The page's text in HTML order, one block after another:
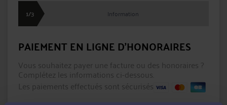
1/3 Information
PAIEMENT EN LIGNE D'HONORAIRES
Vous souhaitez payer une facture ou des honoraires ?
Complétez les informations ci-dessous.
Les paiements effectués sont sécurisés